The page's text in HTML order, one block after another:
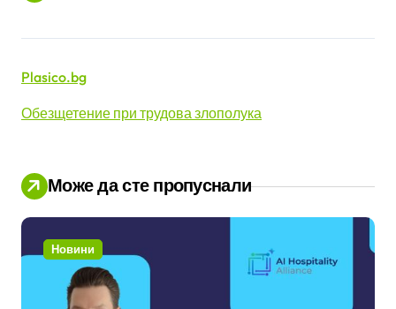
Plasico.bg
Обезщетение при трудова злополука
Може да сте пропуснали
Новини